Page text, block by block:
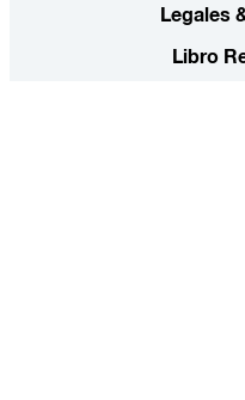
Legales
Libro